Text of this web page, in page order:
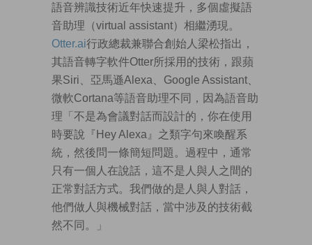
語音辨識技術近年快速提升，多個虛擬語
音助理（virtual assistant）相繼湧現。
Otter.ai行政總裁兼聯合創始人梁松指出，
其語音轉字軟件Otter所採用的技術，跟蘋
果Siri、亞馬遜Alexa、Google Assistant、
微軟Cortana等語音助理不同，因為語音助
理「不是為會議對話而設計的，你在使用
時要說『Hey Alexa』之類字句來喚醒系
統，然後問一條簡短問題。過程中，通常
只有一個人在說話，這不是人與人之間的
正常對話方式。我們做的是人與人對話，
他們做人與機械對話，當中涉及的技術截
然不同。」